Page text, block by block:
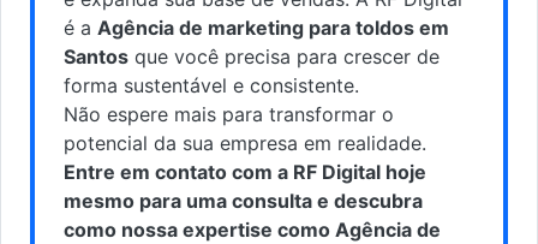
é a Agência de marketing para toldos em
Santos que você precisa para crescer de
forma sustentável e consistente.
Não espere mais para transformar o
potencial da sua empresa em realidade.
Entre em contato com a RF Digital hoje
mesmo para uma consulta e descubra
como nossa expertise como Agência de